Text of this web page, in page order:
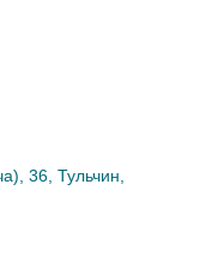
36, Тульчин,